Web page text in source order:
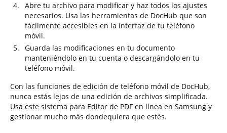
Abre tu archivo para modificar y haz todos los ajustes
necesarios. Usa las herramientas de DocHub que son
fácilmente accesibles en la interfaz de tu teléfono
móvil.
Guarda las modificaciones en tu documento
manteniéndolo en tu cuenta o descargándolo en tu
teléfono móvil.
Con las funciones de edición de teléfono móvil de DocHub,
nunca estás lejos de una edición de archivos simplificada.
Usa este sistema para Editor de PDF en línea en Samsung y
gestionar mucho más dondequiera que estés.